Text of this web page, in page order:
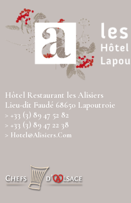
Hôtel Restaurant les Alisiers
Lieu-dit Faudé 68650 Lapoutroie
> +33 (3) 89 47 52 82
> +33 (3) 89 47 22 38
> Hotel@alisiers.com